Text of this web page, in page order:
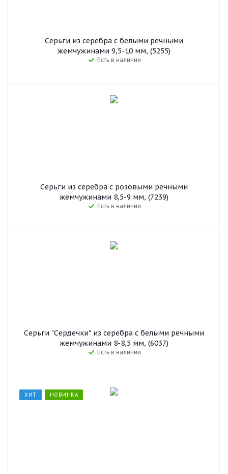
Серьги из серебра c белыми речными
жемчужинами 9,5-10 мм, (5255)
Есть в наличии
Серьги из серебра с розовыми речными
жемчужинами 8,5-9 мм, (7239)
Есть в наличии
Серьги "Сердечки" из серебра с белыми речными
жемчужинами 8-8,5 мм, (6037)
Есть в наличии
ХИТ НОВИНКА